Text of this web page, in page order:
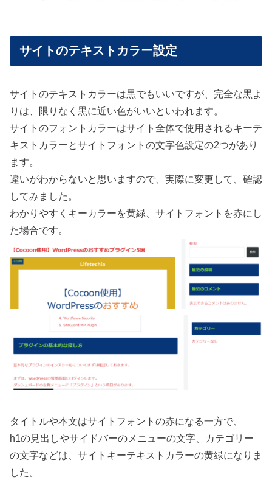
サイトのテキストカラー設定
サイトのテキストカラーは黒でもいいですが、完全な黒よ
りは、限りなく黒に近い色がいいといわれます。
サイトのフォントカラーはサイト全体で使用されるキーテ
キストカラーとサイトフォントの文字色設定の2つがあり
ます。
違いがわからないと思いますので、実際に変更して、確認
してみました。
わかりやすくキーカラーを黄緑、サイトフォントを赤にし
た場合です。
タイトルや本文はサイトフォントの赤になる一方で、
h1の見出しやサイドバーのメニューの文字、カテゴリー
の文字などは、サイトキーテキストカラーの黄緑になりま
した。